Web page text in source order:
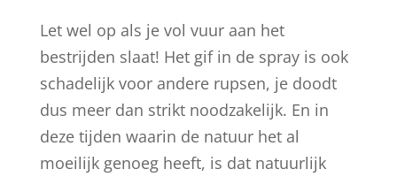
Let wel op als je vol vuur aan het
bestrijden slaat! Het gif in de spray is ook
schadelijk voor andere rupsen, je doodt
dus meer dan strikt noodzakelijk. En in
deze tijden waarin de natuur het al
moeilijk genoeg heeft, is dat natuurlijk